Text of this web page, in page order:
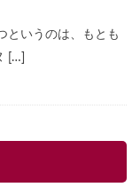
というのは、もとも
[…]